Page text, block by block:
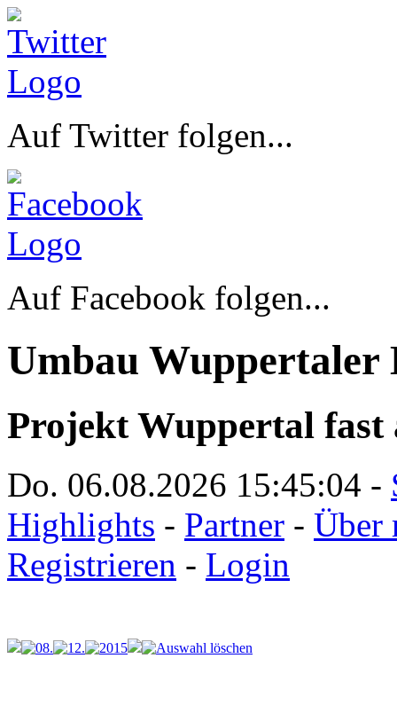
Auf Twitter folgen...
Auf Facebook folgen...
Umbau Wuppertaler
Projekt Wuppertal fast
Do. 06.08.2026 15:45:04 -
Highlights - Partner - Über
Registrieren - Login